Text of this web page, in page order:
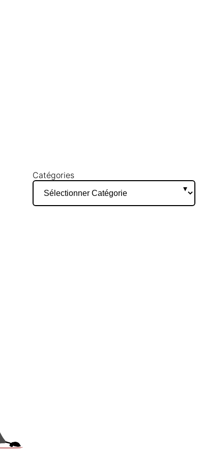
Catégories